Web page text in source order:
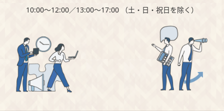
10:00～12:00∕13:00～17:00 （⼟・⽇・祝⽇を除く）